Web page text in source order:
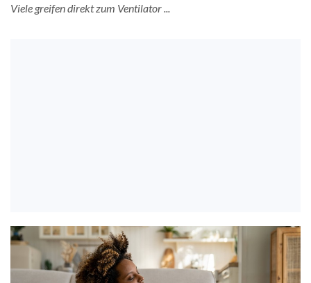
Viele greifen direkt zum Ventilator ...